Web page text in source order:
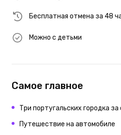
Бесплатная отмена за 48
Можно с детьми
Самое главное
Три португальских городка за
Путешествие на автомобиле